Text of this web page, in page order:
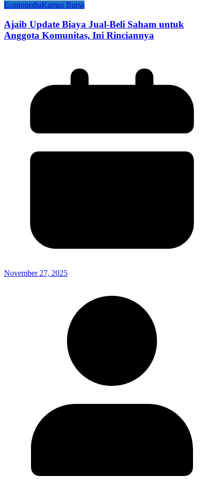
EconopediaKamus Bursa
Ajaib Update Biaya Jual-Beli Saham untuk
Anggota Komunitas, Ini Rinciannya
November 27, 2025